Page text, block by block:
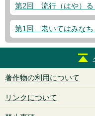
第2回 流行（はや）る
第1回 老いてはみなち
著作物の利用について
リンクについて